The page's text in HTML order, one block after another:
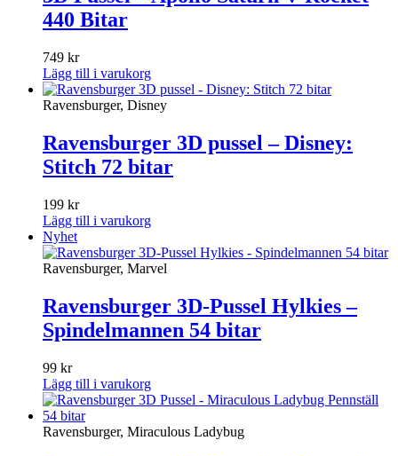
440 Bitar
749 kr
Lägg till i varukorg
Ravensburger, Disney
Ravensburger 3D pussel – Disney:
Stitch 72 bitar
199 kr
Lägg till i varukorg
Nyhet
Ravensburger, Marvel
Ravensburger 3D-Pussel Hylkies –
Spindelmannen 54 bitar
99 kr
Lägg till i varukorg
Ravensburger, Miraculous Ladybug